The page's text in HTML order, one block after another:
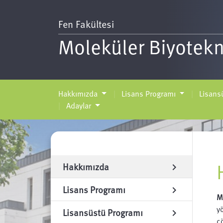
Fen Fakültesi
Moleküler
Hakkımızda Lisans Programı
Adaylar
Hakkımızda chevron_right
Lisans Programı chevron_right
Lisansüstü Programı chevron_right